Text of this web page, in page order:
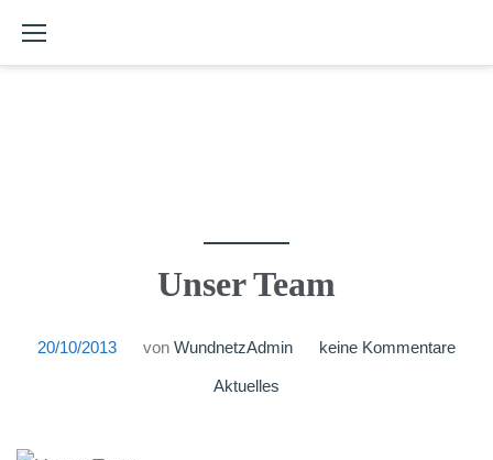
Unser Team
20/10/2013 von WundnetzAdmin keine Kommentare
Aktuelles